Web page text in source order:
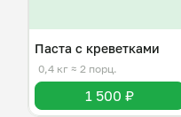
Паста с креветками
0,4 кг ≈ 2 порц.
1 500 ₽